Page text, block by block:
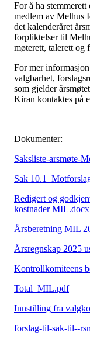
For å ha
medlem av Melhus
det kalenderåret
forpliktelser til
møterett, talerett og
For mer
valgbarhet,
som gjelder
Kiran kontaktes på
Dokumenter:
Saksliste-arsmøte-
Sak
Redigert og
kostnader
Årsberetning MIL
Årsregnskap 2025
Kontrollkomiteens
Total_MIL.pdf
Innstilling fra
forslag-til-sak-til--